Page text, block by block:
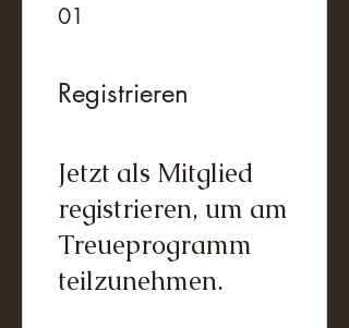
01
Registrieren
Jetzt als Mitglied
registrieren, um am
Treueprogramm
teilzunehmen.